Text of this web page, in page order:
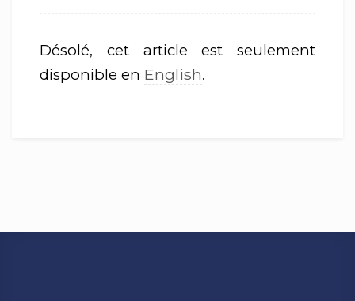
Désolé, cet article est seulement
disponible en English.